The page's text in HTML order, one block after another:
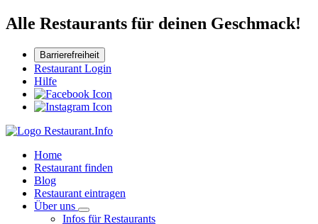
Alle Restaurants für deinen Geschmack!
Barrierefreiheit
Restaurant Login
Hilfe
Home
Restaurant finden
Blog
Restaurant eintragen
Über uns
Infos für Restaurants